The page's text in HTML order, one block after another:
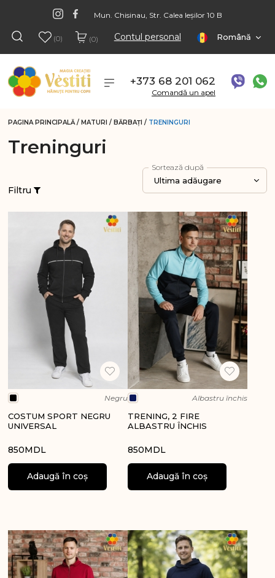
Mun. Chisinau, Str. Calea Ieșilor 10 B
(0) (0) Contul personal Română
+373 68 201 062
Comandă un apel
PAGINA PRINCIPALĂ / MATURI / BĂRBAŢI / TRENINGURI
Treninguri
Sortează după
Ultima adăugare
Filtru
Negru
COSTUM SPORT NEGRU
UNIVERSAL
850MDL
Adaugă în coș
Albastru închis
TRENING, 2 FIRE
ALBASTRU ÎNCHIS
850MDL
Adaugă în coș